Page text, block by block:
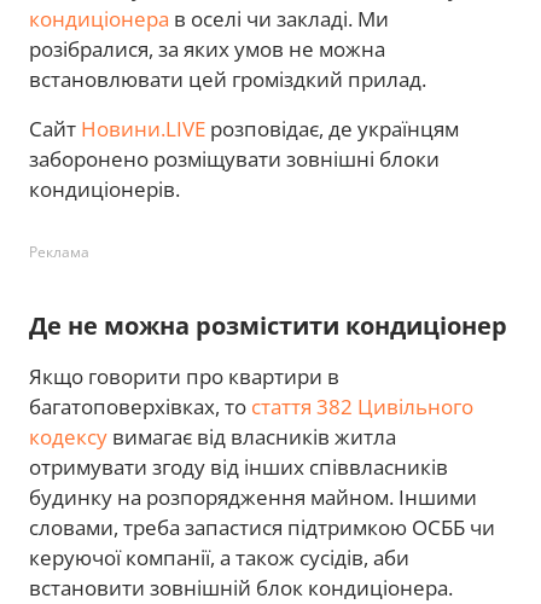
кондиціонера в оселі чи закладі. Ми
розібралися, за яких умов не можна
встановлювати цей громіздкий прилад.
Сайт Новини.LIVE розповідає, де українцям
заборонено розміщувати зовнішні блоки
кондиціонерів.
Реклама
Де не можна розмістити кондиціонер
Якщо говорити про квартири в
багатоповерхівках, то стаття 382 Цивільного
кодексу вимагає від власників житла
отримувати згоду від інших співвласників
будинку на розпорядження майном. Іншими
словами, треба запастися підтримкою ОСББ чи
керуючої компанії, а також сусідів, аби
встановити зовнішній блок кондиціонера.